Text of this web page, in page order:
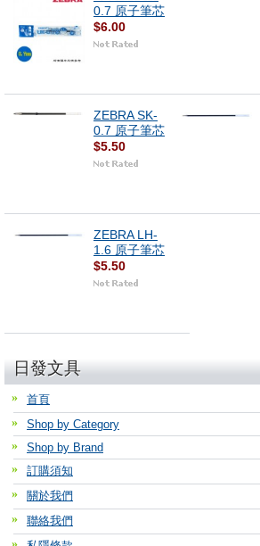
0.7 原子筆芯
$6.00
ZEBRA SK-
0.7 原子筆芯
$5.50
ZEBRA LH-
1.6 原子筆芯
$5.50
日發文具
首頁
Shop by Category
Shop by Brand
訂購須知
關於我們
聯絡我們